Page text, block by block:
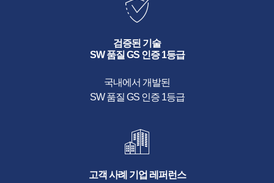
검증된 기술
SW 품질 GS 인증 1등급
국내에서 개발된
SW 품질 GS 인증 1등급
고객 사례 기업 레퍼런스